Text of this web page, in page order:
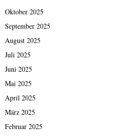
Oktober 2025
September 2025
August 2025
Juli 2025
Juni 2025
Mai 2025
April 2025
März 2025
Februar 2025